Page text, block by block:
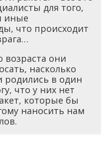
для того,
иные
что происходит
они
насколько
родились в один
что у них нет
которые бы
наносить нам